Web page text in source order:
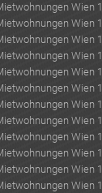
Wien
Wien
Wien
Wien
Wien
Wien
Wien
Wien
Wien
Wien
Wien
Wien